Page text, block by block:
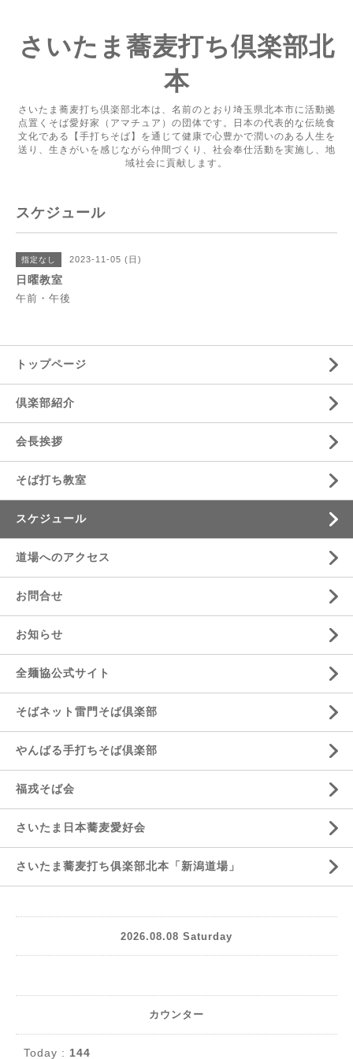
さいたま蕎麦打ち倶楽部北
本
さいたま蕎麦打ち倶楽部北本は、名前のとおり埼玉県北本市に活動拠
点置くそば愛好家（アマチュア）の団体です。日本の代表的な伝統食
文化である【手打ちそば】を通じて健康で心豊かで潤いのある人生を
送り、生きがいを感じながら仲間づくり、社会奉仕活動を実施し、地
域社会に貢献します。
スケジュール
指定なし 2023-11-05 (日)
日曜教室
午前・午後
トップページ
倶楽部紹介
会長挨拶
そば打ち教室
スケジュール
道場へのアクセス
お問合せ
お知らせ
全麺協公式サイト
そばネット雷門そば倶楽部
やんばる手打ちそば倶楽部
福戎そば会
さいたま日本蕎麦愛好会
さいたま蕎麦打ち俱楽部北本「新潟道場」
2026.08.08 Saturday
カウンター
Today : 144